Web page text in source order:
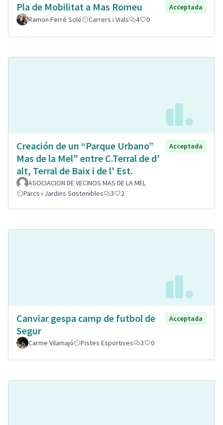
Pla de Mobilitat a Mas Romeu
Acceptada
Ramon Ferré Solé
Carrers i Vials 4 0
Creación de un “Parque Urbano”
Mas de la Mel" entre C.Terral de d'
alt, Terral de Baix i de l' Est.
Acceptada
ASOCIACION DE VECINOS MAS DE LA MEL
Parcs i Jardins Sostenibles
3 2
Canviar gespa camp de futbol de
Segur
Acceptada
Carme Vilamajó Pistes Esportives 3 0